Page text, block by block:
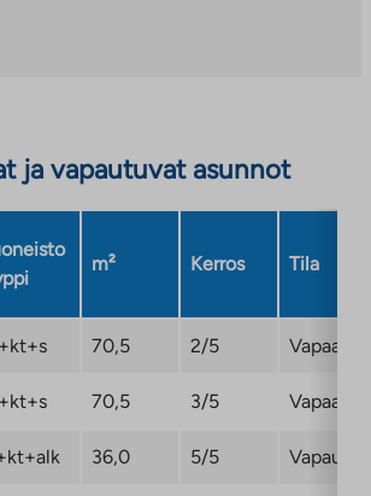
ja vapautuvat asunnot
m² Kerros Tila
70,5 2/5 Vapaa
70,5 3/5 Vapaa
36,0 5/5